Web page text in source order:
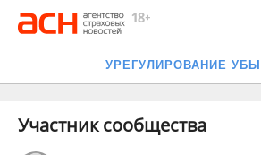
УРЕГУЛИРОВАНИЕ
Участник сообщества